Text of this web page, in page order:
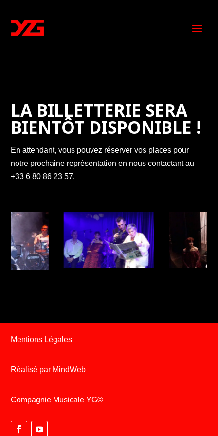
LA BILLETTERIE SERA
BIENTÔT DISPONIBLE !
En attendant, vous pouvez réserver vos places pour
notre prochaine représentation en nous contactant au
+33 6 80 86 23 57.
Mentions Légales
Réalisé par MindWeb
Compagnie Musicale YG©